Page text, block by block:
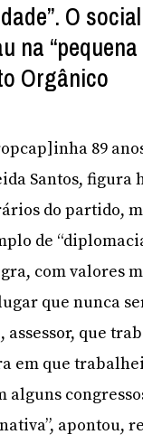
O
na
Orgânico
89
Santos, figura
do partido,
de
com valores
que nunca
assessor, que
em que
alguns
apontou,